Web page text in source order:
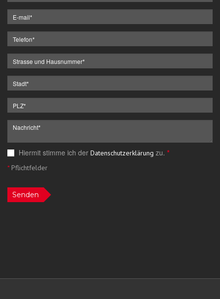
Hiermit stimme ich der Datenschutzerklärung zu. *
*Pflichtfelder
Senden